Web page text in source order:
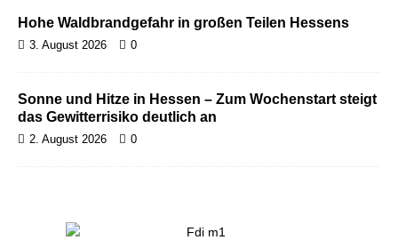
Hohe Waldbrandgefahr in großen Teilen Hessens
3. August 2026 0
Sonne und Hitze in Hessen – Zum Wochenstart steigt
das Gewitterrisiko deutlich an
2. August 2026 0